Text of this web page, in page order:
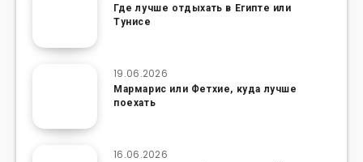
Где лучше отдыхать в Египте или
Тунисе
19.06.2026
Мармарис или Фетхие, куда лучше
поехать
16.06.2026